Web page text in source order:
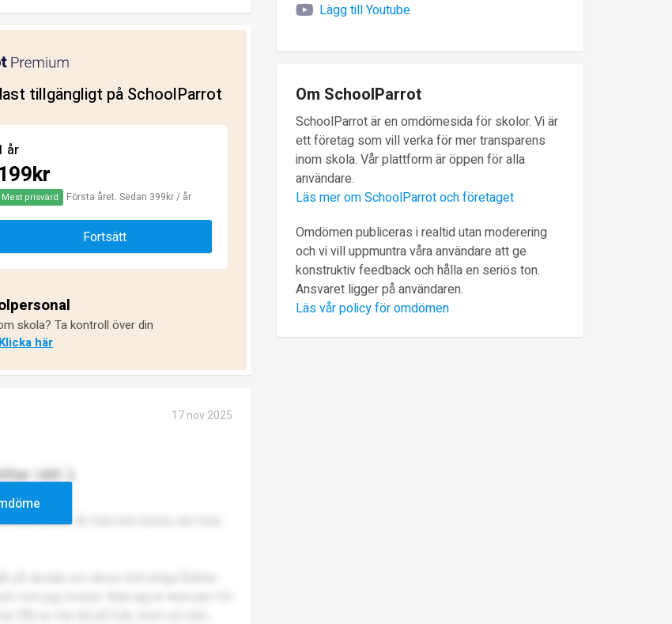
tillgängligt på SchoolParrot
år
Mest prisvärd Första året. Sedan 399kr / år
Fortsätt
skola? Ta kontroll över din
Klicka här
17 nov 2025
rätt :)
Är man inte bästa vän med
Lägg till Youtube
Om SchoolParrot
SchoolParrot är en omdömesida för skolor. Vi är
ett företag som vill verka för mer transparens
inom skola. Vår plattform är öppen för alla
användare.
Läs mer om SchoolParrot och företaget
Omdömen publiceras i realtid utan moderering
och vi vill uppmuntra våra användare att ge
konstruktiv feedback och hålla en seriös ton.
Ansvaret ligger på användaren.
Läs vår policy för omdömen